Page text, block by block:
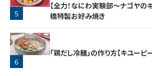
5
【全力！なにわ実験部～ナゴヤの
橋特製お好み焼き
6
「鶏だし冷麺」の作り方【キユーピ